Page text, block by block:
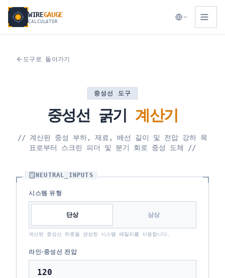
WIREGAUGE
CALCULATOR
도구로 돌아가기
중성선 도구
중성선 굵기 계산기
// 계산된 중성 부하, 재료, 배선 길이 및 전압 강하 목
표로부터 스크린 피더 및 분기 회로 중성 도체
//
NEUTRAL_INPUTS
시스템 유형
단상 삼상
계산된 중성선 하중을 생성한 시스템 패밀리를 사용합니다.
라인-중성선 전압